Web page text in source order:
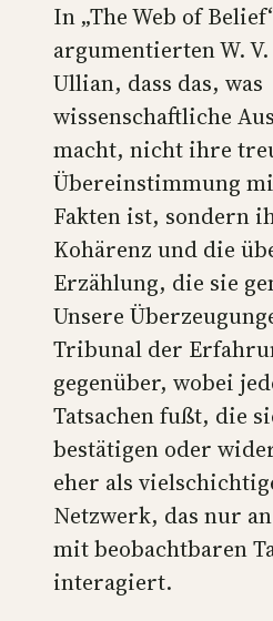
In „The Web of
argumentierten W. V.
Ullian, dass das, was
wissenschaftliche
macht, nicht ihre
Übereinstimmung
Fakten ist, sondern
Kohärenz und die
Erzählung, die sie
Unsere
Tribunal der
gegenüber, wobei
Tatsachen fußt, die
bestätigen oder
eher als
Netzwerk, das nur
mit beobachtbaren
interagiert.